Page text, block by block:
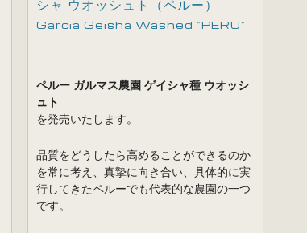
シャ ウオッシュト（ペルー）
Garcia Geisha Washed ”PERU”
ペルー ガルマス農園 ゲイシャ種 ウオッシ
ュト
を発売いたします。
品質をどうしたら高めることができるのか
を常に考え、真摯に向き合い、具体的に実
行してきたペルーでも代表的な農園の一つ
です。